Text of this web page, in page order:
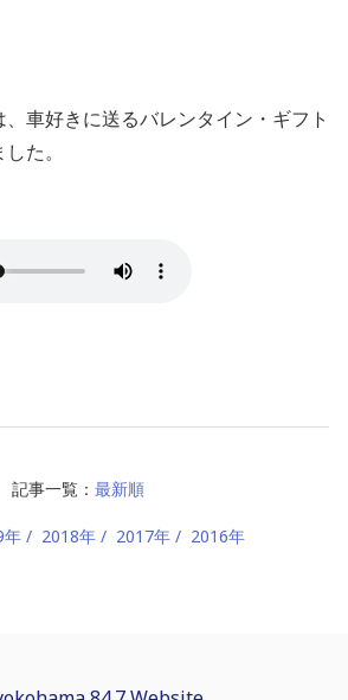
車好きに送るバレンタイン・ギフト
た。
記事一覧： 最新順
年 2018年 2017年 2016年